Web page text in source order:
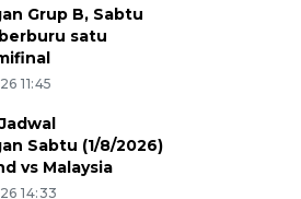
Grup B, Sabtu
satu
11:45
Sabtu (1/8/2026)
vs Malaysia
14:33